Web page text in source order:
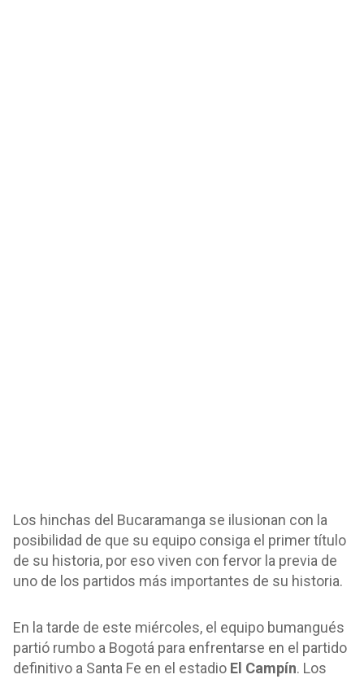
Los hinchas del Bucaramanga se ilusionan con la
posibilidad de que su equipo consiga el primer título
de su historia, por eso viven con fervor la previa de
uno de los partidos más importantes de su historia.
En la tarde de este miércoles, el equipo bumangués
partió rumbo a Bogotá para enfrentarse en el partido
definitivo a Santa Fe en el estadio El Campín. Los